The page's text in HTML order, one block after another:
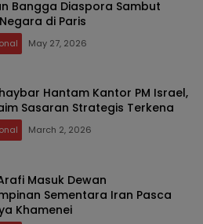
Bangga Diaspora Sambut
di Paris
May 27, 2026
Hantam Kantor PM Israel,
Sasaran Strategis Terkena
March 2, 2026
Masuk Dewan
Sementara Iran Pasca
Khamenei